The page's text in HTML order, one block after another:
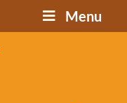
Menu